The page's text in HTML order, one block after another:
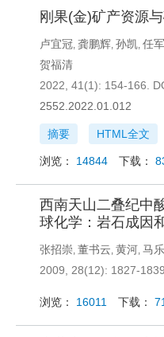
刚果(金)矿产资源
卢宜冠, 龚鹏辉, 孙凯, 任
贺福清
2022, 41(1): 154-166.
2552.2022.01.012
摘要 HTML全文
浏览： 14844 下载：
西南天山二叠纪中
球化学：岩石成因
张招崇, 董书云, 黄河, 马
2009, 28(12): 1827-1839.
浏览： 16011 下载：